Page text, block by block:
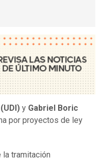
y Gabriel Boric
por proyectos de ley
la tramitación